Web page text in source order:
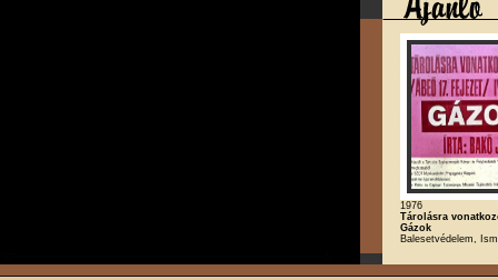
1976
Tárolásra
Gázok
Balesetvédelem,